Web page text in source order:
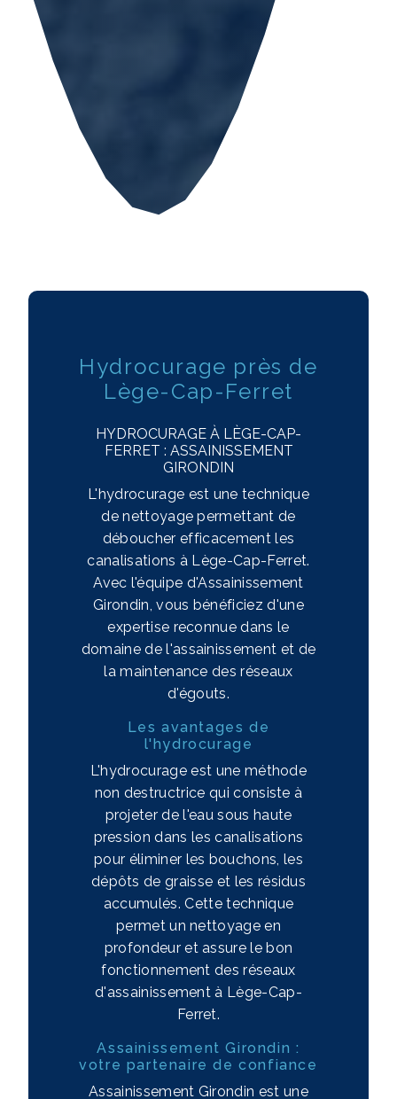
Hydrocurage près de
Lège-Cap-Ferret
HYDROCURAGE À LÈGE-CAP-
FERRET : ASSAINISSEMENT
GIRONDIN
L'hydrocurage est une technique
de nettoyage permettant de
déboucher efficacement les
canalisations à Lège-Cap-Ferret.
Avec l'équipe d'Assainissement
Girondin, vous bénéficiez d'une
expertise reconnue dans le
domaine de l'assainissement et de
la maintenance des réseaux
d'égouts.
Les avantages de
l'hydrocurage
L'hydrocurage est une méthode
non destructrice qui consiste à
projeter de l'eau sous haute
pression dans les canalisations
pour éliminer les bouchons, les
dépôts de graisse et les résidus
accumulés. Cette technique
permet un nettoyage en
profondeur et assure le bon
fonctionnement des réseaux
d'assainissement à Lège-Cap-
Ferret.
Assainissement Girondin :
votre partenaire de confiance
Assainissement Girondin est une